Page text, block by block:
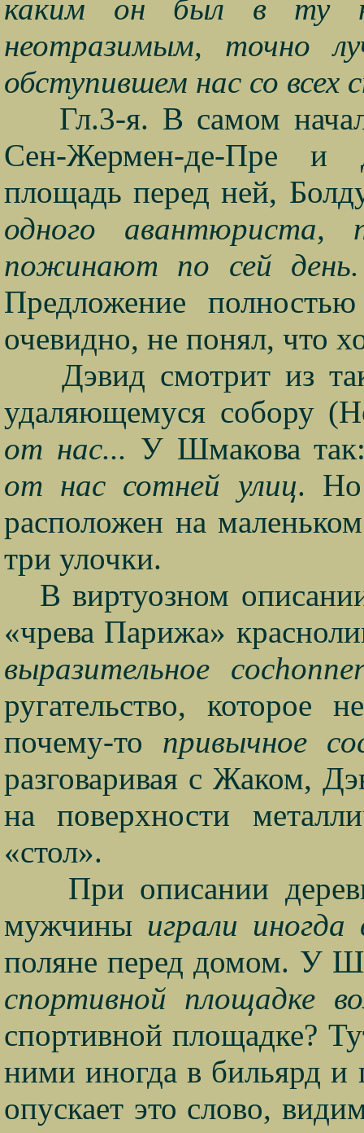
каким он был в ту
неотразимым, точно
обступившем нас со всех
Гл.3-я. В самом
Сен-Жермен-де-Пре и
площадь перед ней,
одного
пожинают по сей
Предложение
очевидно, не понял, что
Дэвид смотрит из
удаляющемуся собору
от нас... У Шмакова
от нас сотней улиц. Но
расположен на
три улочки.
В виртуозном
«чрева Парижа»
выразительное
ругательство, которое
почему-то привычное
разговаривая с Жаком,
на поверхности
«стол».
При описании
мужчины играли
поляне перед домом. У
спортивной площадке
спортивной площадке?
ними иногда в бильярд
опускает это слово,